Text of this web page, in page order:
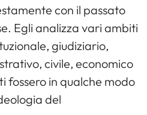
con il passato
Egli analizza vari ambiti
giudiziario,
civile, economico
fossero in qualche modo
del